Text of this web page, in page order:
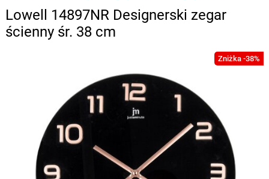
Lowell 14897NR Designerski zegar
ścienny śr. 38 cm
Zniżka -38%